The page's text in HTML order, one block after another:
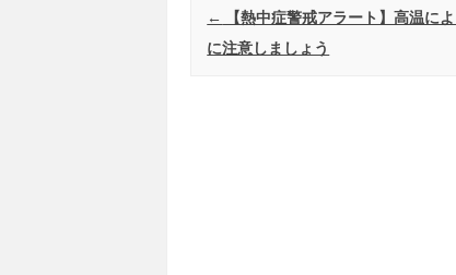
Post navigation
←
【熱中症警戒アラート】高温に
に注意しましょう